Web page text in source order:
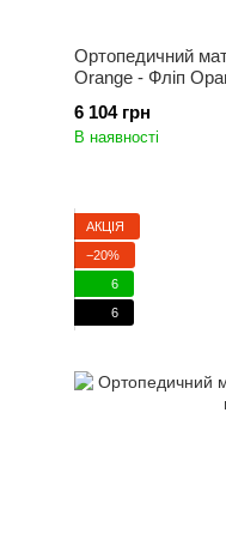
Ортопедичний
Orange - Фліп
6 104 грн
В наявності
АКЦІЯ
−20%
6
6